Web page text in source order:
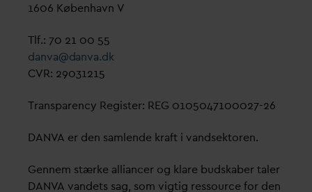
1606 København V
Tlf.: 70 21 00 55
danva@danva.dk
CVR: 29031215
Transparency Register: REG 0105047100027-26
DANVA er den samlende kraft i vandsektoren.
Gennem stærke alliancer og klare budskaber taler
DANVA vandets sag, som vigtig ressource for den